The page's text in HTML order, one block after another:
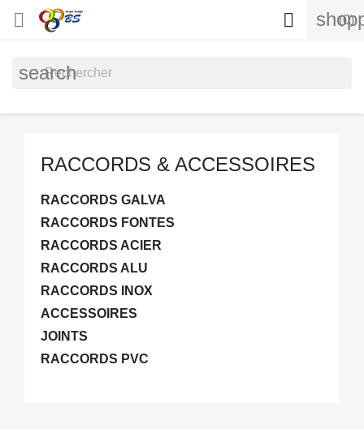
 (0)

search
RACCORDS & ACCESSOIRES
RACCORDS GALVA
RACCORDS FONTES
RACCORDS ACIER
RACCORDS ALU
RACCORDS INOX
ACCESSOIRES
JOINTS
RACCORDS PVC